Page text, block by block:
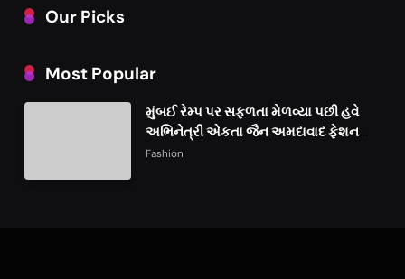
Our Picks
Most Popular
મુંબઈ રેમ્પ પર સફળતા મેળવ્યા પછી હવે
અભિનેત્રી એકતા જૈન અમદાવાદ ફેશન
વીકમાં પોતાની પ્રતિભા પ્રદર્શિત કરશે
Fashion